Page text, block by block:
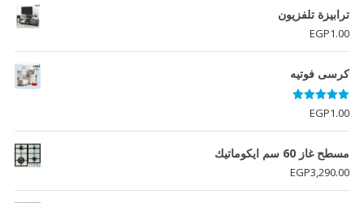
هو:
ترابيزة تلفزيون
EGP1.00
كرسى فوتيه
تم التقييم
5.00
من 5
EGP1.00
مسطح غاز 60 سم ايكوماتيك
EGP3,290.00